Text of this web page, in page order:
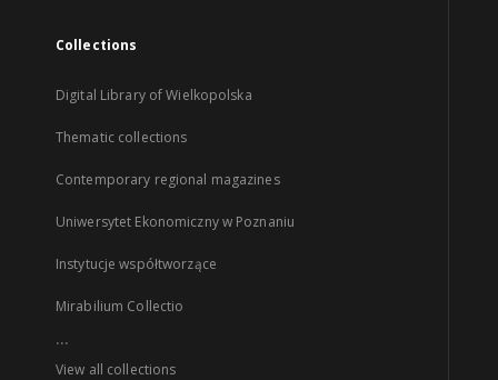
Collections
Digital Library of Wielkopolska
Thematic collections
Contemporary regional magazines
Uniwersytet Ekonomiczny w Poznaniu
Instytucje współtworzące
Mirabilium Collectio
...
View all collections